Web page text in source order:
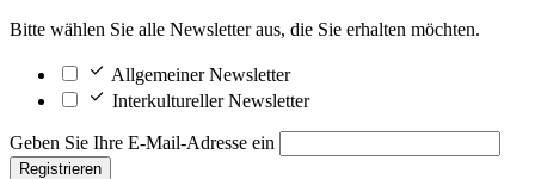
Bitte wählen Sie alle Newsletter aus, die Sie erhalten möchten.
Allgemeiner Newsletter
Interkultureller Newsletter
Geben Sie Ihre E-Mail-Adresse ein
Registrieren